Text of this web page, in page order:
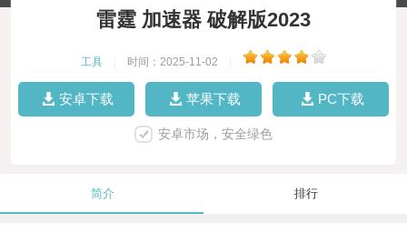
雷霆 加速器 破解版2023
工具 时间：2025-11-02
安卓下载 苹果下载 PC下载
安卓市场，安全绿色
简介 排行